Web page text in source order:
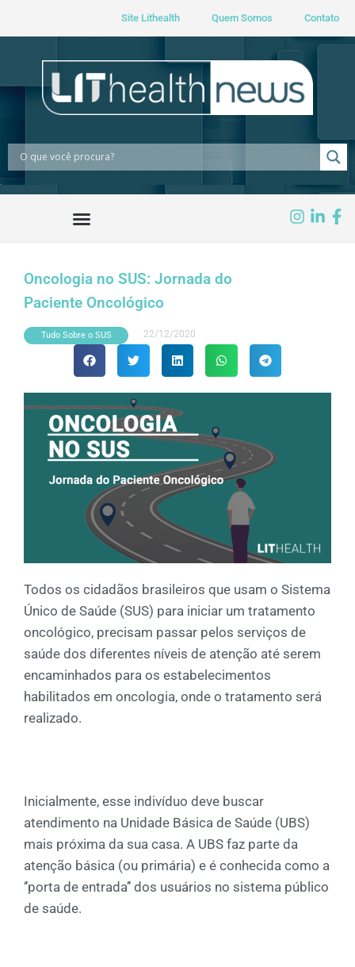
Site Lithealth Quem Somos Contato
Oncologia no SUS: Jornada do
Paciente Oncológico
Tudo Sobre o SUS 22/12/2020
Todos os cidadãos brasileiros que usam o Sistema
Único de Saúde (SUS) para iniciar um tratamento
oncológico, precisam passar pelos serviços de
saúde dos diferentes níveis de atenção até serem
encaminhados para os estabelecimentos
habilitados em oncologia, onde o tratamento será
realizado.
Inicialmente, esse indivíduo deve buscar
atendimento na Unidade Básica de Saúde (UBS)
mais próxima da sua casa. A UBS faz parte da
atenção básica (ou primária) e é conhecida como a
‘’porta de entrada’’ dos usuários no sistema público
de saúde.